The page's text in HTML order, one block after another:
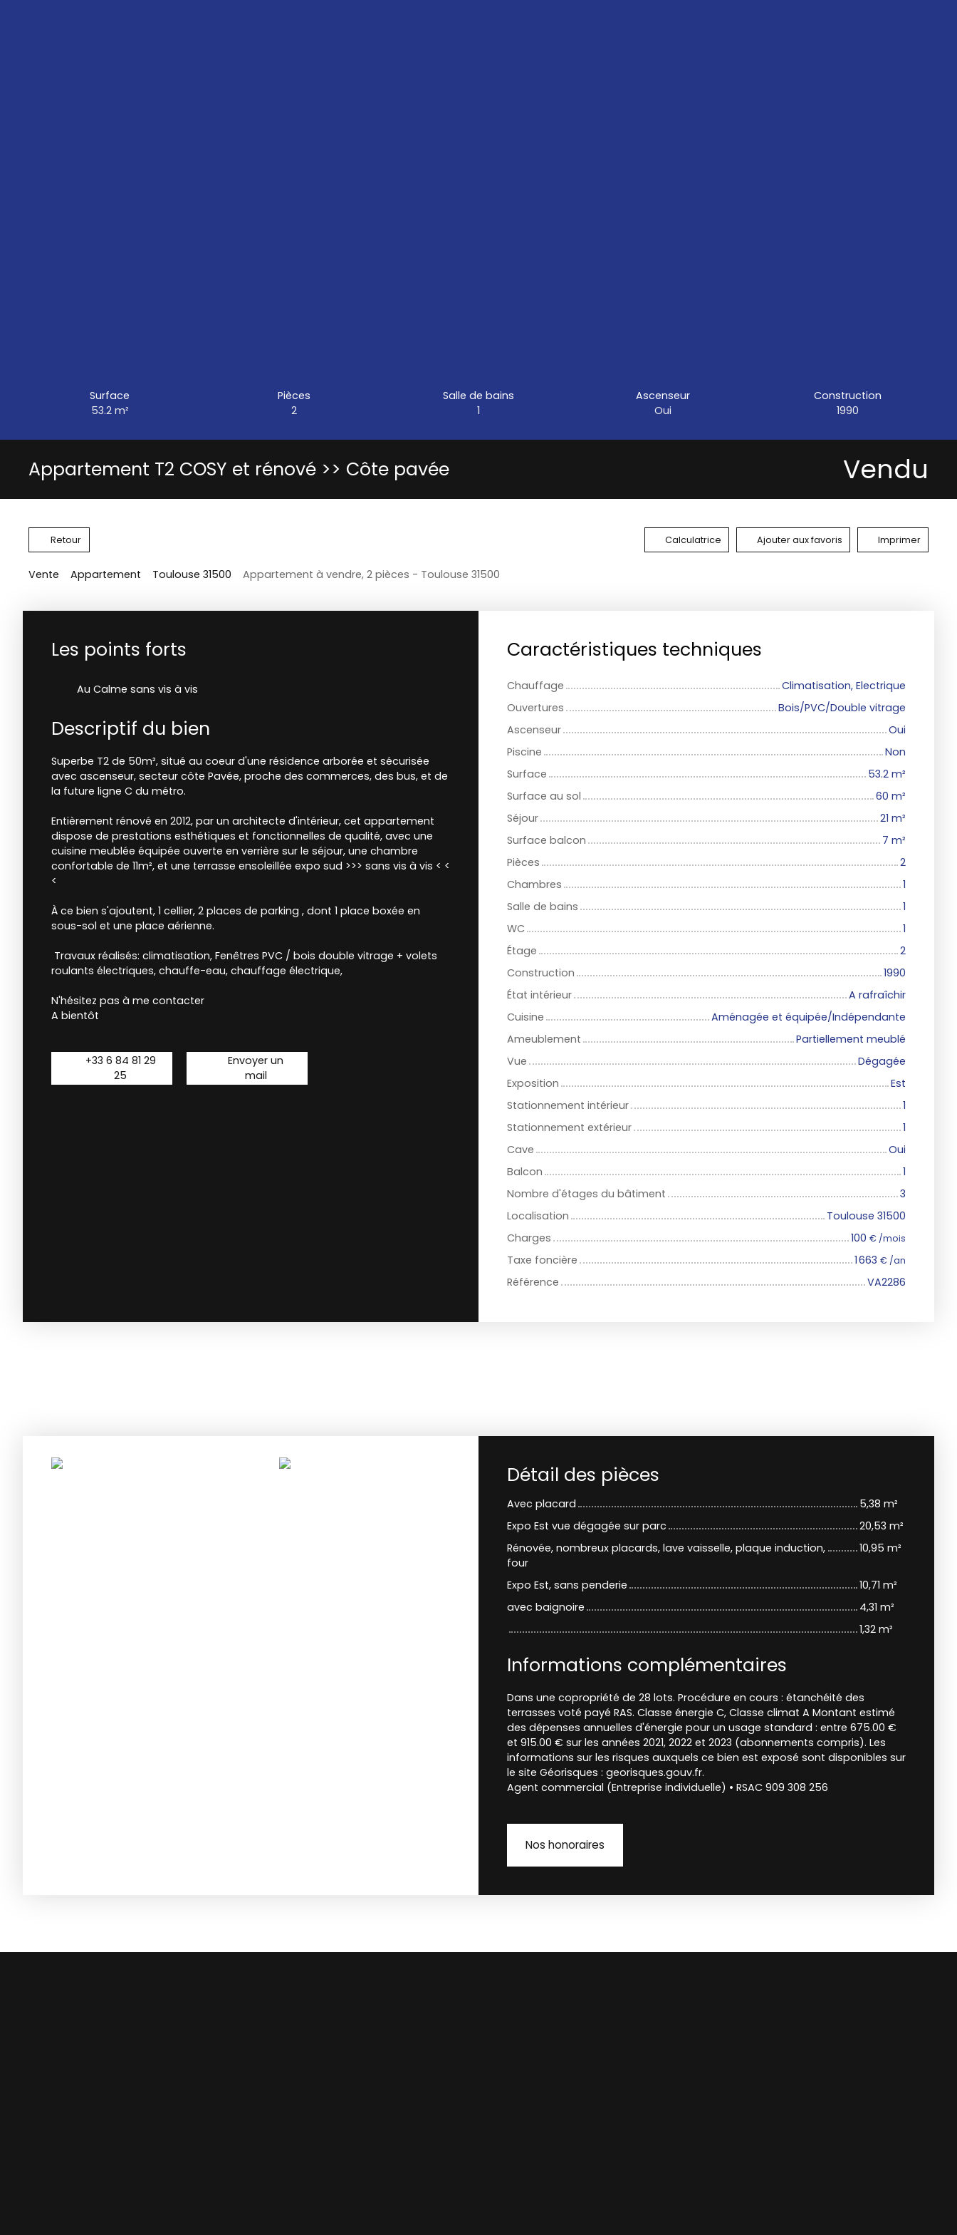
Surface
53.2 m²
Pièces
2
Salle de bains
1
Ascenseur
Oui
Construction
1990
Appartement T2 COSY et rénové >> Côte pavée Vendu
Retour Calculatrice Ajouter aux favoris Imprimer
Vente Appartement Toulouse 31500 Appartement à vendre, 2 pièces - Toulouse 31500
Les points forts
Au Calme sans vis à vis
Descriptif du bien
Superbe T2 de 50m², situé au coeur d'une résidence arborée et sécurisée
avec ascenseur, secteur côte Pavée, proche des commerces, des bus, et de
la future ligne C du métro.
Entièrement rénové en 2012, par un architecte d'intérieur, cet appartement
dispose de prestations esthétiques et fonctionnelles de qualité, avec une
cuisine meublée équipée ouverte en verrière sur le séjour, une chambre
confortable de 11m², et une terrasse ensoleillée expo sud >>> sans vis à vis < <
<
À ce bien s'ajoutent, 1 cellier, 2 places de parking , dont 1 place boxée en
sous-sol et une place aérienne.
Travaux réalisés: climatisation, Fenêtres PVC / bois double vitrage + volets
roulants électriques, chauffe-eau, chauffage électrique,
N'hésitez pas à me contacter
A bientôt
+33 6 84 81 29
25
Envoyer un
mail
Caractéristiques techniques
Chauffage
Climatisation, Electrique
Ouvertures
Bois/PVC/Double vitrage
Ascenseur
Oui
Piscine
Non
Surface
53.2 m²
Surface au sol
60 m²
Séjour
21 m²
Surface balcon
7 m²
Pièces
2
Chambres
1
Salle de bains
1
WC
1
Étage
2
Construction
1990
État intérieur
A rafraîchir
Cuisine
Aménagée et équipée/Indépendante
Ameublement
Partiellement meublé
Vue
Dégagée
Exposition
Est
Stationnement intérieur
1
Stationnement extérieur
1
Cave
Oui
Balcon
1
Nombre d'étages du bâtiment
3
Localisation
Toulouse 31500
Charges
100 € /mois
Taxe foncière 1 663 € /an
Référence VA2286
Détail des pièces
Avec placard
5,38 m²
Expo Est vue dégagée sur parc
20,53 m²
Rénovée, nombreux placards, lave vaisselle, plaque induction,
four
10,95 m²
Expo Est, sans penderie
10,71 m²
avec baignoire
4,31 m²
1,32 m²
Informations complémentaires
Dans une copropriété de 28 lots. Procédure en cours : étanchéité des
terrasses voté payé RAS. Classe énergie C, Classe climat A Montant estimé
des dépenses annuelles d'énergie pour un usage standard : entre 675.00 €
et 915.00 € sur les années 2021, 2022 et 2023 (abonnements compris). Les
informations sur les risques auxquels ce bien est exposé sont disponibles sur
le site Géorisques : georisques.gouv.fr.
Agent commercial (Entreprise individuelle) • RSAC 909 308 256
Nos honoraires